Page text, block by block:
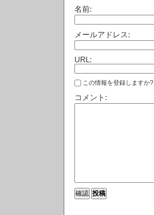
名前:
メールアドレス:
URL:
この情報を登録しますか?
コメント: